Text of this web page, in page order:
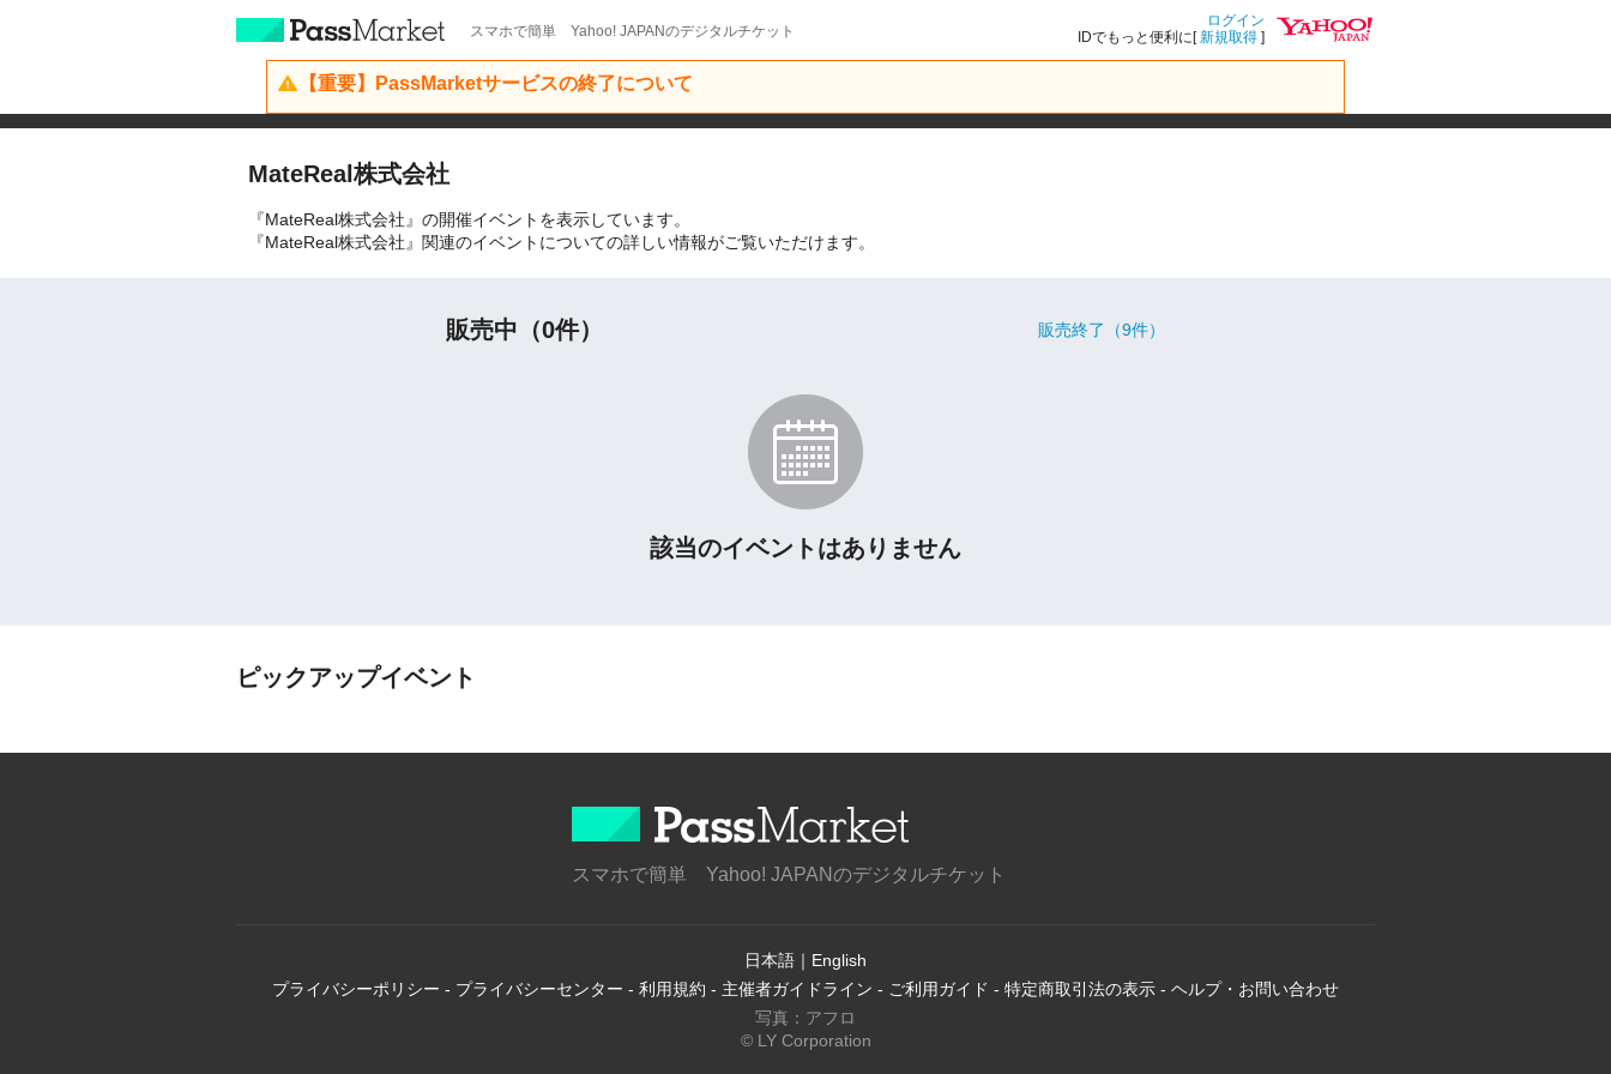
スマホで簡単 Yahoo! JAPANのデジタルチケット
ログイン
IDでもっと便利に[新規取得 ]
【重要】PassMarketサービスの終了について
MateReal株式会社
『MateReal株式会社』の開催イベントを表示しています。
『MateReal株式会社』関連のイベントについての詳しい情報がご覧いただけます。
販売中（0件） 販売終了（9件）
該当のイベントはありません
ピックアップイベント
スマホで簡単 Yahoo! JAPANのデジタルチケット
日本語 ｜ English
プライバシーポリシー - プライバシーセンター - 利用規約 - 主催者ガイドライン - ご利用ガイド - 特定商取引法の表示 - ヘルプ・お問い合わせ
写真：アフロ
© LY Corporation